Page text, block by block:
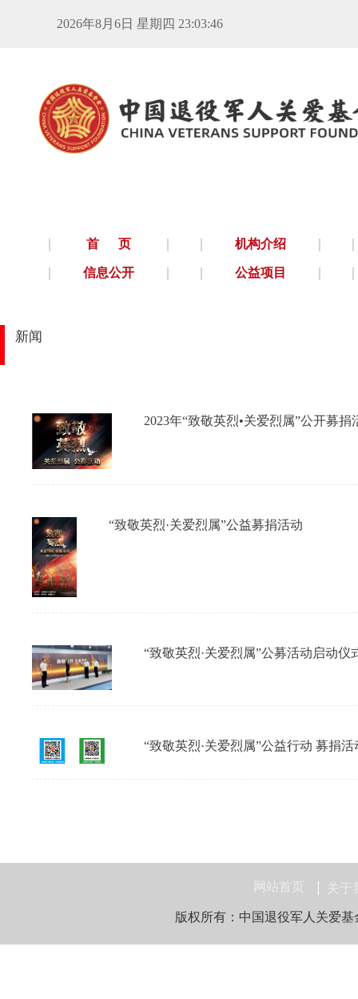
2026年8月6日 星期四 23:03:47
首 页 机构介绍
信息公开 公益项目
新闻
2023年“致敬英烈•关爱烈属”公开募捐
“致敬英烈·关爱烈属”公益募捐活动
“致敬英烈·关爱烈属”公募活动启动
“致敬英烈·关爱烈属”公益行动 募捐活
网站首页 关于
版权所有：中国退役军人关爱基